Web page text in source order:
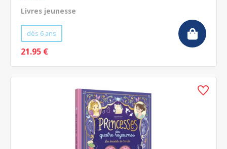
Livres jeunesse
dès 6 ans
21.95 €